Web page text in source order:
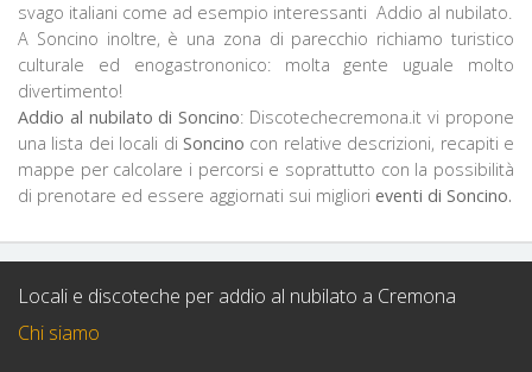
svago italiani come ad esempio interessanti Addio al nubilato.
A Soncino inoltre, è una zona di parecchio richiamo turistico
culturale ed enogastrononico: molta gente uguale molto
divertimento!
Addio al nubilato di Soncino: Discotechecremona.it vi propone
una lista dei locali di Soncino con relative descrizioni, recapiti e
mappe per calcolare i percorsi e soprattutto con la possibilità
di prenotare ed essere aggiornati sui migliori eventi di Soncino.
Locali e discoteche per addio al nubilato a Cremona
Chi siamo